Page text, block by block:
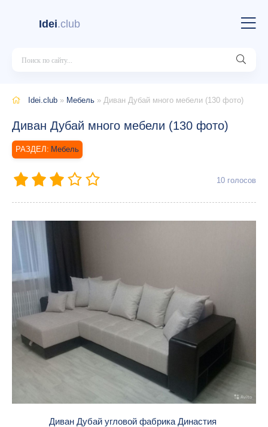
Idei.club
Idei.club » Мебель » Диван Дубай много мебели (130 фото)
Диван Дубай много мебели (130 фото)
Мебель
10 голосов
Диван Дубай угловой фабрика Династия